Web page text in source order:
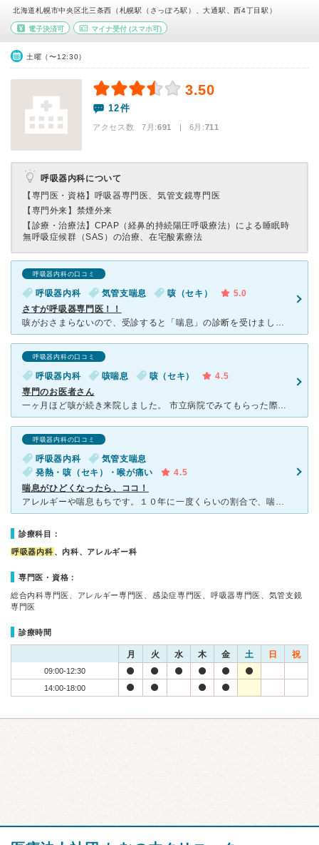
北海道札幌市中央区北三条西（札幌駅（さっぽろ駅）、大通駅、西4丁目駅）
電子決済可 マイナ受付(スマホ可)
土曜（〜12:30）
3.50
12件
アクセス数 7月:691 | 6月:711
呼吸器内科について
【専門医・資格】 呼吸器専門医、気管支鏡専門医
【専門外来】 禁煙外来
【診療・治療法】 CPAP（経鼻的持続陽圧呼吸療法）による睡眠時
無呼吸症候群（SAS）の治療、在宅酸素療法
呼吸器内科の口コミ
呼吸器内科 気管支喘息 咳（セキ）
5.0
さすが呼吸器専門医！！
咳がおさまらないので、受診すると「喘息」の診断を受けました 先生が喘息の原因や治療方法についてとても詳しく丁寧に教えていただき、喘息治療に前向きに取り組んでいます！ 他のクリニックにはできないよう
呼吸器内科の口コミ
呼吸器内科 咳喘息 咳（セキ）
4.5
専門のお医者さん
一ヶ月ほど咳が続き来院しました。 市立病院でみてもらった際は、3時間待った上気のせいと言われ咳どめをもらいましたが一向に治らずでした。いつまで続くのか不安を抱えていた中で受診し、咳喘息はすぐ治る
呼吸器内科の口コミ
呼吸器内科
気管支喘息
発熱・咳（セキ）・喉が痛い
4.5
喘息がひどくなったら、ココ！
アレルギーや喘息もちです。１０年に一度くらいの割合で、喘息がどうしようもなく悪化した場合は、大道先生を頼ります。 他の病院の診断や薬では、調整できないときに、最後の砦のような存在です。 こちら
診療科目：
呼吸器内科 、内科、アレルギー科
専門医・資格：
総合内科専門医、アレルギー専門医、感染症専門医、呼吸器専門医、気管支鏡
専門医
診療時間
月 火 水 木 金 土 日 祝
09:00-12:30
14:00-18:00